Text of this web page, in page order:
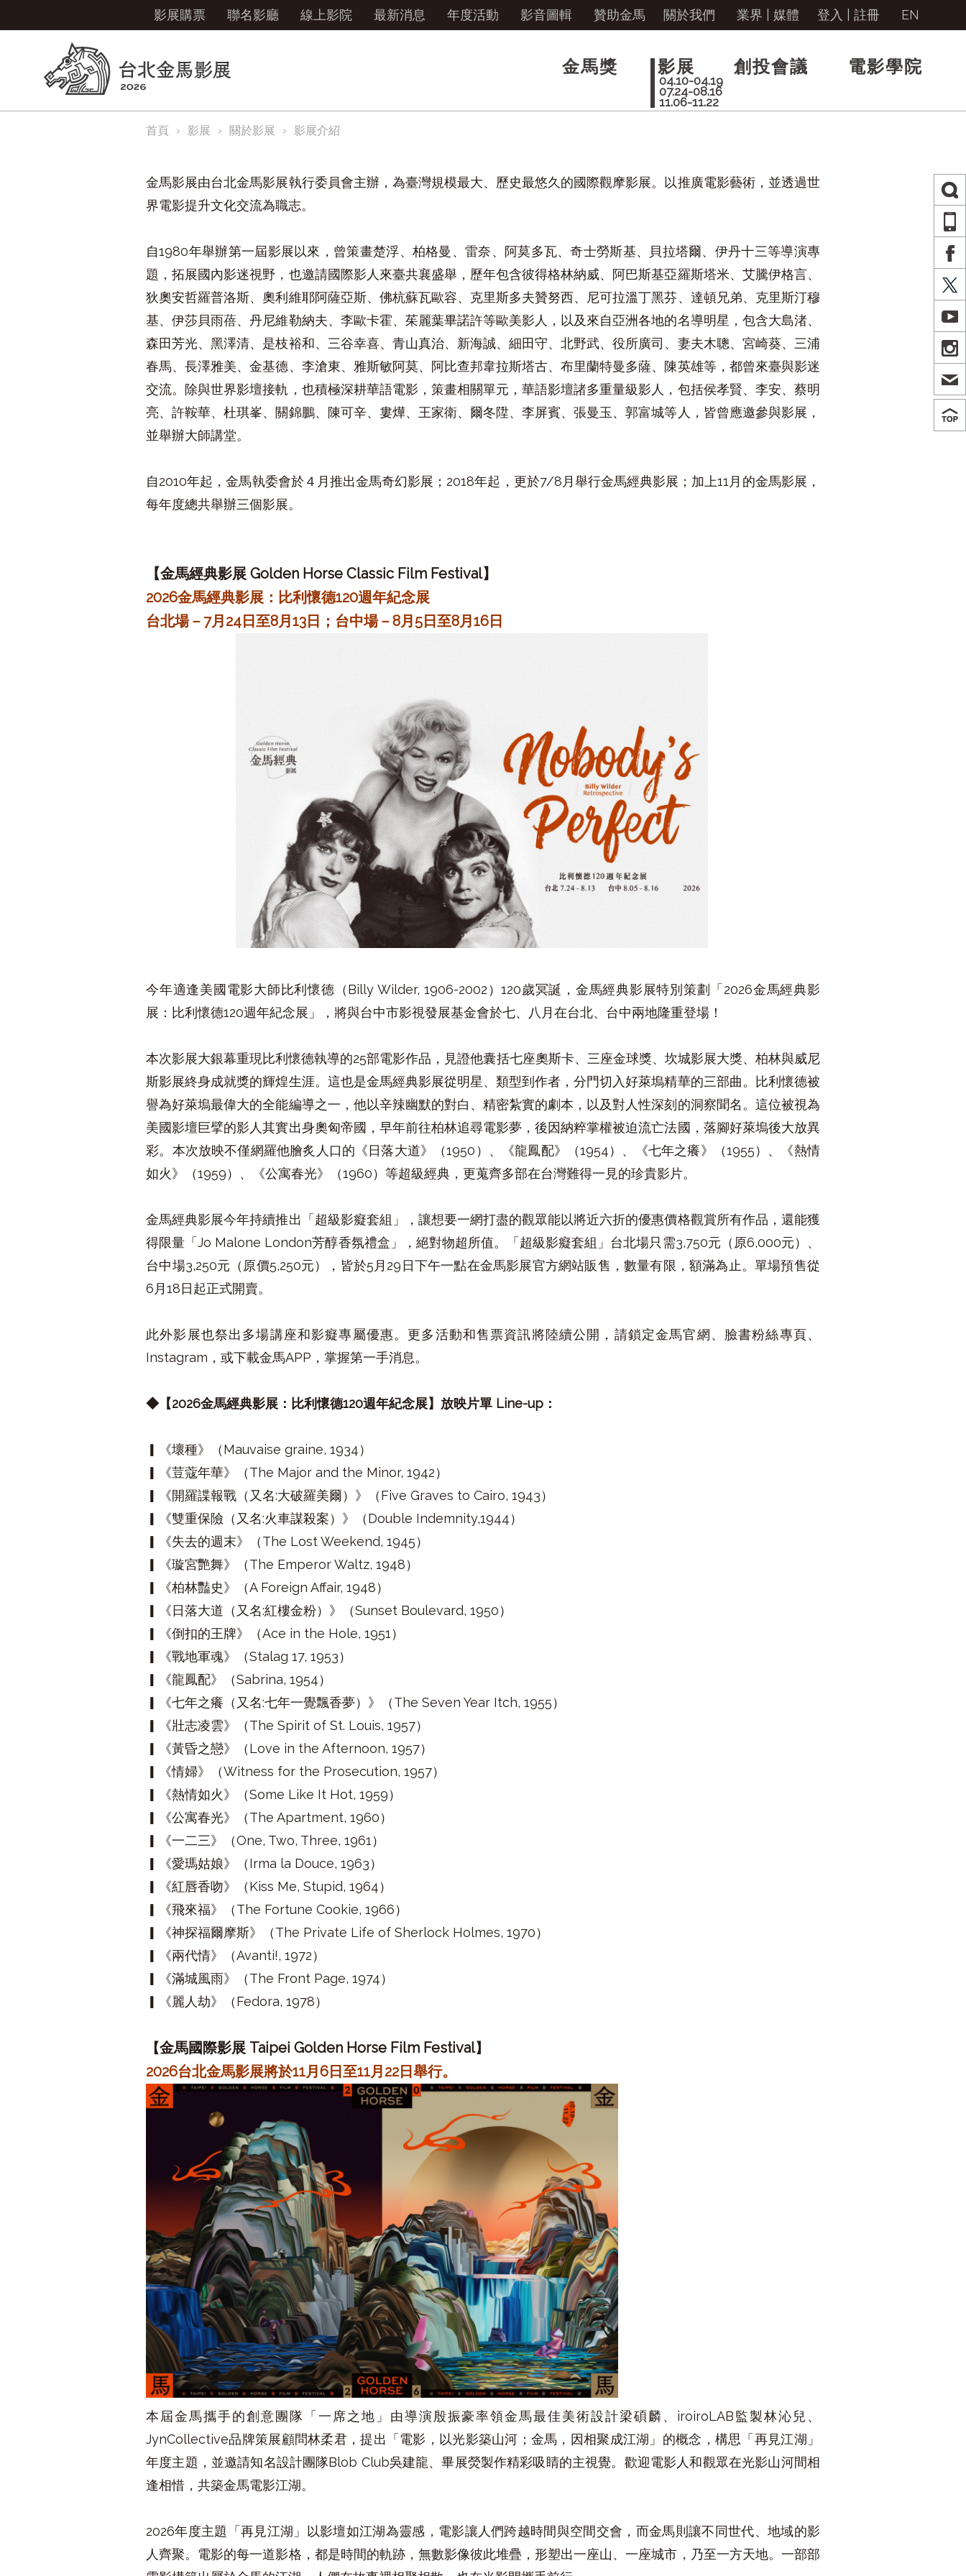
影展購票 聯名影廳 線上影院 最新消息 年度活動 影音圖輯 贊助金馬 關於我們 業界 | 媒體 登入 註冊 EN
金馬獎 影展
04.10-04.19
07.24-08.16
11.06-11.22
創投會議 電影學院
首頁 影展 關於影展 影展介紹
金馬影展由台北金馬影展執行委員會主辦，為臺灣規模最大、歷史最悠久的國際觀摩影展。以推廣電影藝術，並透過世
界電影提升文化交流為職志。
自1980年舉辦第一屆影展以來，曾策畫楚浮、柏格曼、雷奈、阿莫多瓦、奇士勞斯基、貝拉塔爾、伊丹十三等導演專
題，拓展國內影迷視野，也邀請國際影人來臺共襄盛舉，歷年包含彼得格林納威、阿巴斯基亞羅斯塔米、艾騰伊格言、
狄奧安哲羅普洛斯、奧利維耶阿薩亞斯、佛杭蘇瓦歐容、克里斯多夫贊努西、尼可拉溫丁黑芬、達頓兄弟、克里斯汀穆
基、伊莎貝雨蓓、丹尼維勒納夫、李歐卡霍、茱麗葉畢諾許等歐美影人，以及來自亞洲各地的名導明星，包含大島渚、
森田芳光、黑澤清、是枝裕和、三谷幸喜、青山真治、新海誠、細田守、北野武、役所廣司、妻夫木聰、宮崎葵、三浦
春馬、長澤雅美、金基德、李滄東、雅斯敏阿莫、阿比查邦韋拉斯塔古、布里蘭特曼多薩、陳英雄等，都曾來臺與影迷
交流。除與世界影壇接軌，也積極深耕華語電影，策畫相關單元，華語影壇諸多重量級影人，包括侯孝賢、李安、蔡明
亮、許鞍華、杜琪峯、關錦鵬、陳可辛、婁燁、王家衛、爾冬陞、李屏賓、張曼玉、郭富城等人，皆曾應邀參與影展，
並舉辦大師講堂。
自2010年起，金馬執委會於４月推出金馬奇幻影展；2018年起，更於7/8月舉行金馬經典影展；加上11月的金馬影展，
每年度總共舉辦三個影展。
【金馬經典影展 Golden Horse Classic Film Festival】
2026金馬經典影展：比利懷德120週年紀念展
台北場－7月24日至8月13日；台中場－8月5日至8月16日
今年適逢美國電影大師比利懷德（Billy Wilder, 1906-2002）120歲冥誕，金馬經典影展特別策劃「2026金馬經典影
展：比利懷德120週年紀念展」，將與台中市影視發展基金會於七、八月在台北、台中兩地隆重登場！
本次影展大銀幕重現比利懷德執導的25部電影作品，見證他囊括七座奧斯卡、三座金球獎、坎城影展大獎、柏林與威尼
斯影展終身成就獎的輝煌生涯。這也是金馬經典影展從明星、類型到作者，分門切入好萊塢精華的三部曲。
比利懷德被
譽為好萊塢最偉大的全能編導之一，他以辛辣幽默的對白、精密紮實的劇本，以及對人性深刻的洞察聞名。這位被視為
美國影壇巨擘的影人其實出身奧匈帝國，早年前往柏林追尋電影夢，後因納粹掌權被迫流亡法國，落腳好萊塢後大放異
彩。本次放映不僅網羅他膾炙人口的《日落大道》（1950）、《龍鳳配》（1954）、《七年之癢》（1955）、《熱情
如火》（1959）、《公寓春光》（1960）等超級經典，更蒐齊多部在台灣難得一見的珍貴影片。
金馬經典影展今年持續推出「超級影癡套組」，讓想要一網打盡的觀眾能以將近六折的優惠價格觀賞所有作品，還能獲
得限量「Jo Malone London芳醇香氛禮盒」，絕對物超所值。「超級影癡套組」台北場只需3,750元（原6,000元）、
台中場3,250元（原價5,250元），皆於5月29日下午一點在金馬影展官方網站販售，數量有限，額滿為止。單場預售從
6月18日起正式開賣。
此外影展也祭出多場講座和影癡專屬優惠。更多活動和售票資訊將陸續公開，請鎖定金馬官網、臉書粉絲專頁、
Instagram，或下載金馬APP，掌握第一手消息。
◆【2026金馬經典影展：比利懷德120週年紀念展】放映片單 Line-up：
▎《壞種》（Mauvaise graine, 1934）
▎《荳蔻年華》（The Major and the Minor, 1942）
▎《開羅諜報戰（又名:大破羅美爾）》（Five Graves to Cairo, 1943）
▎《雙重保險（又名:火車謀殺案）》（Double Indemnity,1944）
▎《失去的週末》（The Lost Weekend, 1945）
▎《璇宮艷舞》（The Emperor Waltz, 1948）
▎《柏林豔史》（A Foreign Affair, 1948）
▎《日落大道（又名:紅樓金粉）》（Sunset Boulevard, 1950）
▎《倒扣的王牌》（Ace in the Hole, 1951）
▎《戰地軍魂》（Stalag 17, 1953）
▎《龍鳳配》（Sabrina, 1954）
▎《七年之癢（又名:七年一覺飄香夢）》（The Seven Year Itch, 1955）
▎《壯志凌雲》（The Spirit of St. Louis, 1957）
▎《黃昏之戀》（Love in the Afternoon, 1957）
▎《情婦》（Witness for the Prosecution, 1957）
▎《熱情如火》（Some Like It Hot, 1959）
▎《公寓春光》（The Apartment, 1960）
▎《一二三》（One, Two, Three, 1961）
▎《愛瑪姑娘》（Irma la Douce, 1963）
▎《紅唇香吻》（Kiss Me, Stupid, 1964）
▎《飛來福》（The Fortune Cookie, 1966）
▎《神探福爾摩斯》（The Private Life of Sherlock Holmes, 1970）
▎《兩代情》（Avanti!, 1972）
▎《滿城風雨》（The Front Page, 1974）
▎《麗人劫》（Fedora, 1978）
【金馬國際影展 Taipei Golden Horse Film Festival】
2026台北金馬影展將於11月6日至11月22日舉行。
本屆金馬攜手的創意團隊「一席之地」由導演殷振豪率領金馬最佳美術設計梁碩麟、iroiroLAB監製林沁兒、
JynCollective品牌策展顧問林柔君，提出「電影，以光影築山河；金馬，因相聚成江湖」的概念，構思「再見江湖」
年度主題，並邀請知名設計團隊Blob Club吳建龍、畢展熒製作精彩吸睛的主視覺。歡迎電影人和觀眾在光影山河間相
逢相惜，共築金馬電影江湖。
2026年度主題「再見江湖」以影壇如江湖為靈感，電影讓人們跨越時間與空間交會，而金馬則讓不同世代、地域的影
人齊聚。電影的每一道影格，都是時間的軌跡，無數影像彼此堆疊，形塑出一座山、一座城市，乃至一方天地。一部部
X